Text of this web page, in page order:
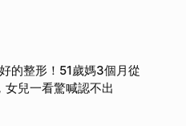
的整形！51歲媽3個月從
兒一看驚喊認不出